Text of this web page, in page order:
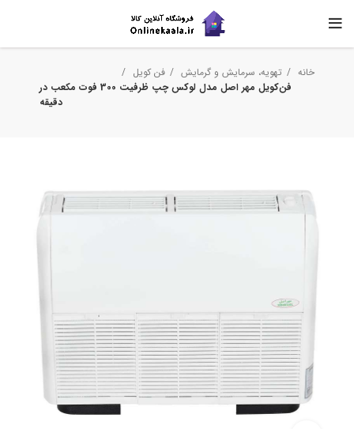
خانه تهویه، سرمایش و گرمایش
فن کویل
فن‌کویل مهر اصل مدل لوکس چپ ظرفیت 300 فوت مکعب در
دقیقه